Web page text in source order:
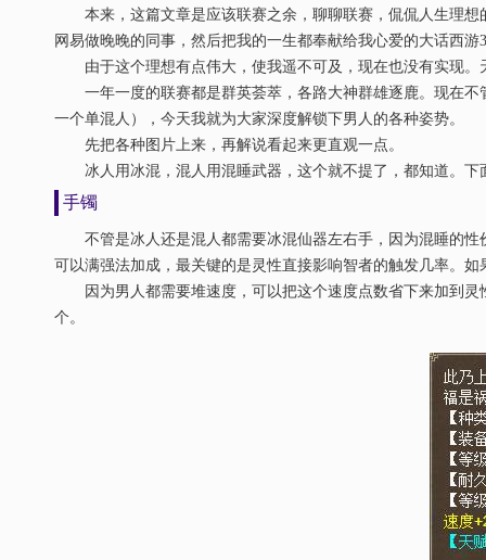
本来，这篇文章是应该联赛之余，聊聊联赛，侃侃人生理想
网易做晚晚的同事，然后把我的一生都奉献给我心爱的大话西游
由于这个理想有点伟大，使我遥不可及，现在也没有实现。
一年一度的联赛都是群英荟萃，各路大神群雄逐鹿。现在不
一个单混人），今天我就为大家深度解锁下男人的各种姿势。
先把各种图片上来，再解说看起来更直观一点。
冰人用冰混，混人用混睡武器，这个就不提了，都知道。下
手镯
不管是冰人还是混人都需要冰混仙器左右手，因为混睡的性
可以满强法加成，最关键的是灵性直接影响智者的触发几率。
因为男人都需要堆速度，可以把这个速度点数省下来加到灵
个。